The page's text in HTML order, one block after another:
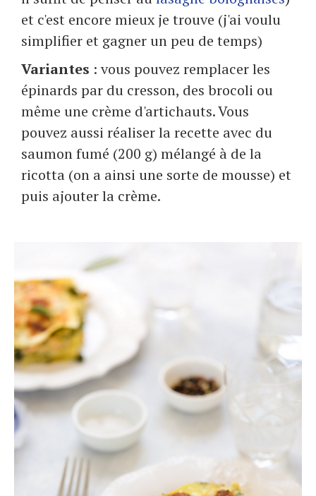
et c'est encore mieux je trouve (j'ai voulu
simplifier et gagner un peu de temps)
Variantes : vous pouvez remplacer les
épinards par du cresson, des brocoli ou
même une crème d'artichauts. Vous
pouvez aussi réaliser la recette avec du
saumon fumé (200 g) mélangé à de la
ricotta (on a ainsi une sorte de mousse) et
puis ajouter la crème.